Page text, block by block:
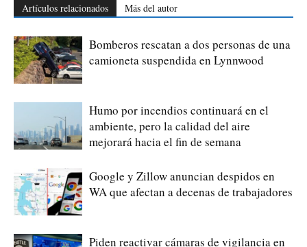
Artículos relacionados Más del autor
Bomberos rescatan a dos personas de una
camioneta suspendida en Lynnwood
Humo por incendios continuará en el
ambiente, pero la calidad del aire
mejorará hacia el fin de semana
Google y Zillow anuncian despidos en
WA que afectan a decenas de trabajadores
Piden reactivar cámaras de vigilancia en